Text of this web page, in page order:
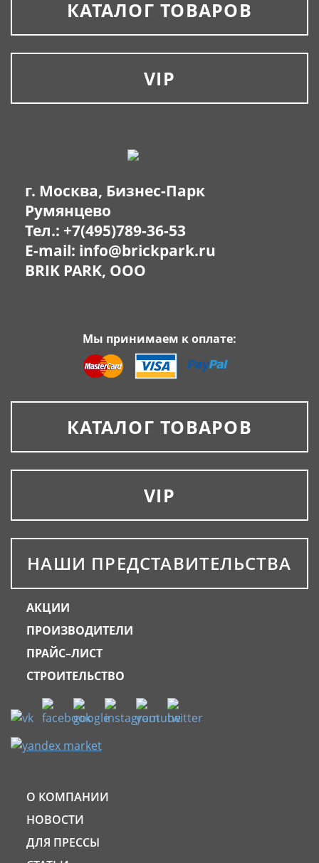
КАТАЛОГ ТОВАРОВ
VIP
г. Москва, Бизнес-Парк
Румянцево
Тел.: +7(495)789-36-53
E-mail: info@brickpark.ru
BRIK PARK, OOO
Мы принимаем к оплате:
КАТАЛОГ ТОВАРОВ
VIP
НАШИ ПРЕДСТАВИТЕЛЬСТВА
АКЦИИ
ПРОИЗВОДИТЕЛИ
ПРАЙС–ЛИСТ
СТРОИТЕЛЬСТВО
О КОМПАНИИ
НОВОСТИ
ДЛЯ ПРЕССЫ